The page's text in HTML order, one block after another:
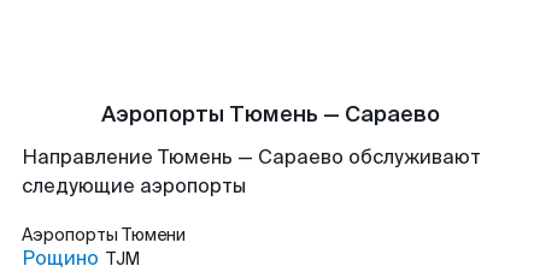
Аэропорты Тюмень — Сараево
Направление Тюмень — Сараево обслуживают
следующие аэропорты
Аэропорты Тюмени
Рощино TJM